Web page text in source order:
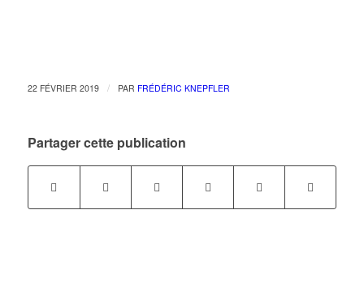
22 FÉVRIER 2019 / PAR FRÉDÉRIC KNEPFLER
Partager cette publication